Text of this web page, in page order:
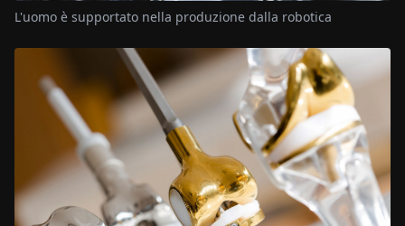
L'uomo è supportato nella produzione dalla robotica